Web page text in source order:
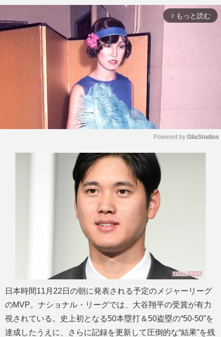
arrow_forward_ios もっと読む
Powered by GliaStudios
日本時間11月22日の朝に発表される予定のメジャーリーグ
のMVP。ナショナル・リーグでは、大谷翔平の受賞が有力
視されている。史上初となる50本塁打＆50盗塁の“50-50”を
達成したうえに、さらに記録を更新して圧倒的な“結果”を残